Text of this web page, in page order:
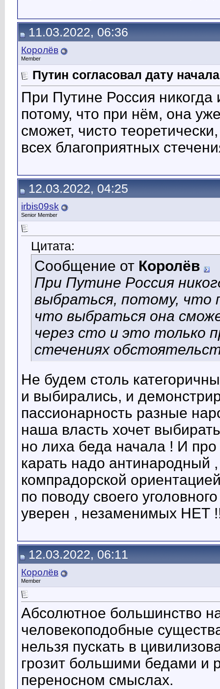
11.03.2022, 06:36
Королёв
Member
Путин согласовал дату
При Путине Россия
потому, что при нём, она
сможет, чисто
всех благоприятных
12.03.2022, 04:25
irbis09sk
Senior Member
Цитата:
Сообщение от Королёв
При Путине Россия
выбраться, потому, что
что выбраться она
через сто и это только
стечениях
Не будем столь
и выбирались, и
пассионарность разные
наша власть хочет
но лиха беда начала ! И
карать надо антинародный
компрадорской
по поводу своего
уверен , незаменимых НЕТ
12.03.2022, 06:11
Королёв
Member
Абсолютное большинство
человекоподобные
нельзя пускать в
грозит большими бедами и
переносном смыслах.